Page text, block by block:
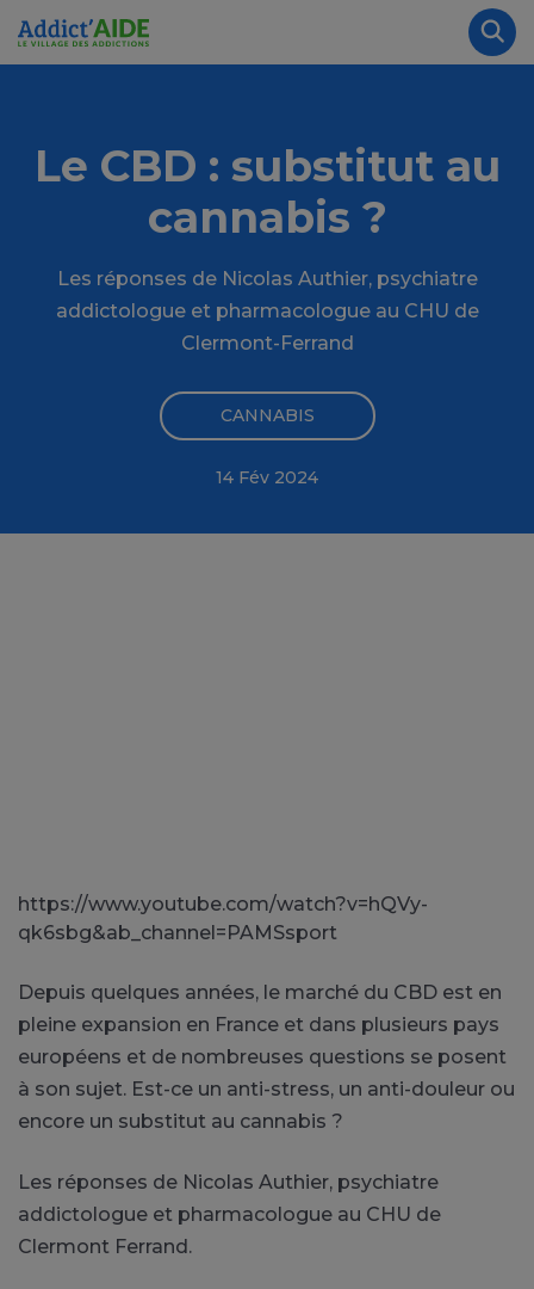
Aller au contenu principal
Le CBD : substitut au
cannabis ?
Les réponses de Nicolas Authier, psychiatre
addictologue et pharmacologue au CHU de
Clermont-Ferrand
CANNABIS
14 Fév 2024
https://www.youtube.com/watch?v=hQVy-
qk6sbg&ab_channel=PAMSsport
Depuis quelques années, le marché du CBD est en
pleine expansion en France et dans plusieurs pays
européens et de nombreuses questions se posent
à son sujet. Est-ce un anti-stress, un anti-douleur ou
encore un substitut au cannabis ?
Les réponses de Nicolas Authier, psychiatre
addictologue et pharmacologue au CHU de
Clermont Ferrand.
Panneau de gestion des cookies